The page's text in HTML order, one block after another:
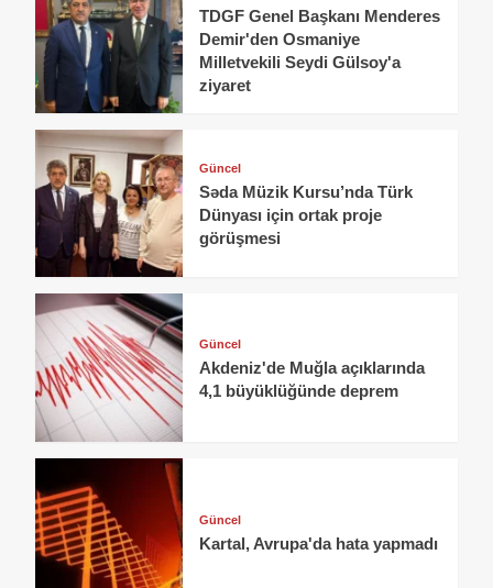
TDGF Genel Başkanı Menderes
Demir'den Osmaniye
Milletvekili Seydi Gülsoy'a
ziyaret
Güncel
Səda Müzik Kursu’nda Türk
Dünyası için ortak proje
görüşmesi
Güncel
Akdeniz'de Muğla açıklarında
4,1 büyüklüğünde deprem
Güncel
Kartal, Avrupa'da hata yapmadı